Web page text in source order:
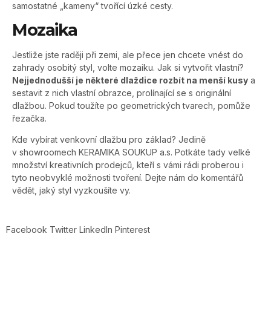
samostatné „kameny“ tvořící úzké cesty.
Mozaika
Jestliže jste raději při zemi, ale přece jen chcete vnést do
zahrady osobitý styl, volte mozaiku. Jak si vytvořit vlastní?
Nejjednodušší je některé dlaždice rozbít na menší kusy a
sestavit z nich vlastní obrazce, prolínající se s originální
dlažbou. Pokud toužíte po geometrických tvarech, pomůže
řezačka.
Kde vybírat venkovní dlažbu pro základ? Jedině
v showroomech KERAMIKA SOUKUP a.s. Potkáte tady velké
množství kreativních prodejců, kteří s vámi rádi proberou i
tyto neobvyklé možnosti tvoření. Dejte nám do komentářů
vědět, jaký styl vyzkoušíte vy.
Facebook Twitter LinkedIn Pinterest